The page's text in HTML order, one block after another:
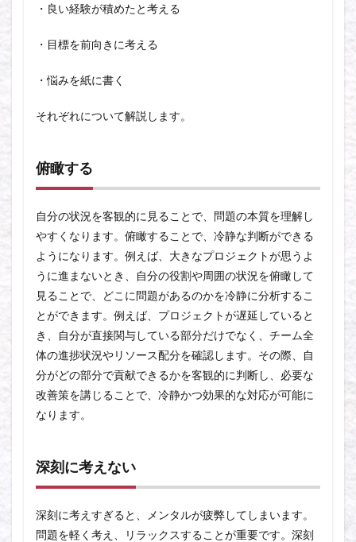
・良い経験が積めたと考える
・目標を前向きに考える
・悩みを紙に書く
それぞれについて解説します。
俯瞰する
自分の状況を客観的に見ることで、問題の本質を理解し
やすくなります。俯瞰することで、冷静な判断ができる
ようになります。例えば、大きなプロジェクトが思うよ
うに進まないとき、自分の役割や周囲の状況を俯瞰して
見ることで、どこに問題があるのかを冷静に分析するこ
とができます。例えば、プロジェクトが遅延していると
き、自分が直接関与している部分だけでなく、チーム全
体の進捗状況やリソース配分を確認します。その際、自
分がどの部分で貢献できるかを客観的に判断し、必要な
改善策を講じることで、冷静かつ効果的な対応が可能に
なります。
深刻に考えない
深刻に考えすぎると、メンタルが疲弊してしまいます。
問題を軽く考え、リラックスすることが重要です。深刻